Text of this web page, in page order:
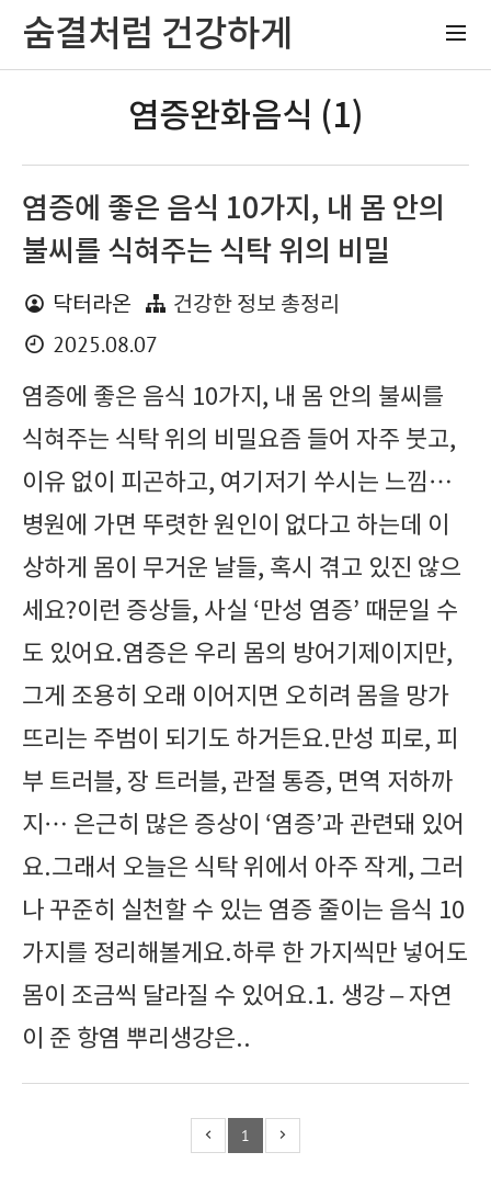
숨결처럼 건강하게
염증완화음식 (1)
염증에 좋은 음식 10가지, 내 몸 안의
불씨를 식혀주는 식탁 위의 비밀
닥터라온 건강한 정보 총정리
2025.08.07
염증에 좋은 음식 10가지, 내 몸 안의 불씨를
식혀주는 식탁 위의 비밀요즘 들어 자주 붓고,
이유 없이 피곤하고, 여기저기 쑤시는 느낌…
병원에 가면 뚜렷한 원인이 없다고 하는데 이
상하게 몸이 무거운 날들, 혹시 겪고 있진 않으
세요?이런 증상들, 사실 ‘만성 염증’ 때문일 수
도 있어요.염증은 우리 몸의 방어기제이지만,
그게 조용히 오래 이어지면 오히려 몸을 망가
뜨리는 주범이 되기도 하거든요.만성 피로, 피
부 트러블, 장 트러블, 관절 통증, 면역 저하까
지… 은근히 많은 증상이 ‘염증’과 관련돼 있어
요.그래서 오늘은 식탁 위에서 아주 작게, 그러
나 꾸준히 실천할 수 있는 염증 줄이는 음식 10
가지를 정리해볼게요.하루 한 가지씩만 넣어도
몸이 조금씩 달라질 수 있어요.1. 생강 – 자연
이 준 항염 뿌리생강은..
1